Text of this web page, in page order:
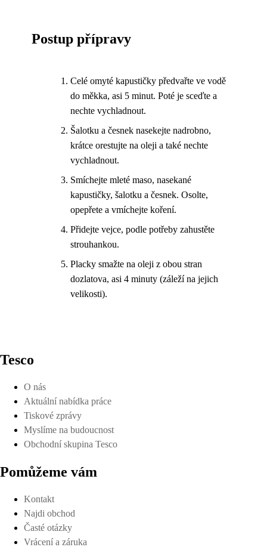
Postup přípravy
Celé omyté kapustičky předvařte ve vodě
do měkka, asi 5 minut. Poté je sceďte a
nechte vychladnout.
Šalotku a česnek nasekejte nadrobno,
krátce orestujte na oleji a také nechte
vychladnout.
Smíchejte mleté maso, nasekané
kapustičky, šalotku a česnek. Osolte,
opepřete a vmíchejte koření.
Přidejte vejce, podle potřeby zahustěte
strouhankou.
Placky smažte na oleji z obou stran
dozlatova, asi 4 minuty (záleží na jejich
velikosti).
Tesco
O nás
Aktuální nabídka práce
Tiskové zprávy
Myslíme na budoucnost
Obchodní skupina Tesco
Pomůžeme vám
Kontakt
Najdi obchod
Časté otázky
Vrácení a záruka